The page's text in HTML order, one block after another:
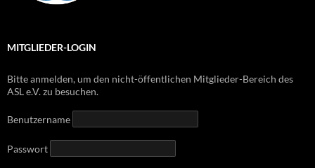
MITGLIEDER-LOGIN
Bitte anmelden, um den nicht-öffentlichen Mitglieder-Bereich des
ASL e.V. zu besuchen.
Benutzername
Passwort